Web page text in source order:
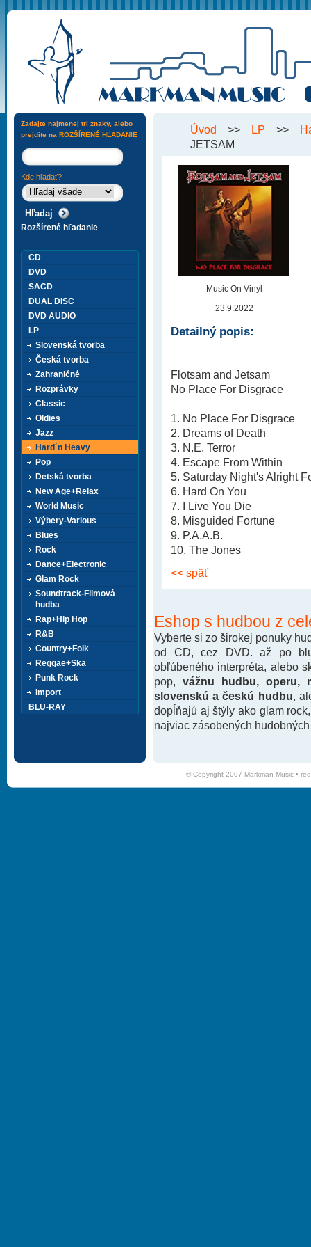
Úvod >> LP >>
JETSAM
Music On Vinyl
23.9.2022
Detailný popis:
Flotsam and Jetsam
No Place For Disgrace
1. No Place For Disgrace
2. Dreams of Death
3. N.E. Terror
4. Escape From Within
5. Saturday Night's Alright
6. Hard On You
7. I Live You Die
8. Misguided Fortune
9. P.A.A.B.
10. The Jones
<< späť
Eshop s hudbou z
Vyberte si zo širokej ponuky
od CD, cez DVD. až po
obľúbeného interpréta, alebo
pop, vážnu hudbu, operu,
slovenskú a českú hudbu ,
dopĺňajú aj štýly ako glam
najviac zásobených
Zadajte najmenej tri znaky, alebo
prejdite na ROZŠÍRENÉ HĽADANIE
Kde hľadať?
Rozšírené hľadanie
CD
DVD
SACD
DUAL DISC
DVD AUDIO
LP
Slovenská tvorba
Česká tvorba
Zahraničné
Rozprávky
Classic
Oldies
Jazz
Hard´n Heavy
Pop
Detská tvorba
New Age+Relax
World Music
Výbery-Various
Blues
Rock
Dance+Electronic
Glam Rock
Soundtrack-Filmová
hudba
Rap+Hip Hop
R&B
Country+Folk
Reggae+Ska
Punk Rock
Import
BLU-RAY
© Copyright 2007 Markman Music •